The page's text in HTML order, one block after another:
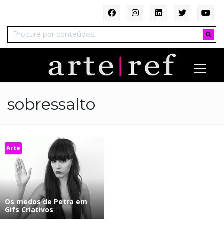
sobressalto
Arte
Os medos de Petra em
Gifs Criativos